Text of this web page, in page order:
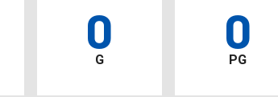
0
G
0
PG